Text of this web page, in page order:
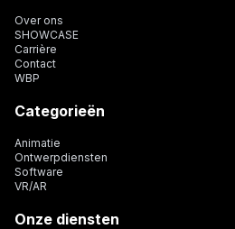
Over ons
SHOWCASE
Carrière
Contact
WBP
Categorieën
Animatie
Ontwerpdiensten
Software
VR/AR
Onze diensten